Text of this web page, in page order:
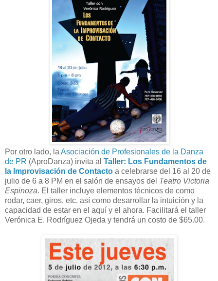
Por otro lado, la Asociación de Profesionales de la Danza
de PR (AproDanza) invita al Taller: Los Fundamentos de
la Improvisación de Contacto a celebrarse del 16 al 20 de
julio de 6 a 8 PM en el salón de ensayos del Teatro Victoria
Espinoza. El taller incluye elementos técnicos de como
rodar, caer, giros, etc. así como desarrollar la intuición y la
capacidad de estar en el aquí y el ahora. Facilitará el taller
Verónica E. Rodríguez Ojeda y tendrá un costo de $65.00.